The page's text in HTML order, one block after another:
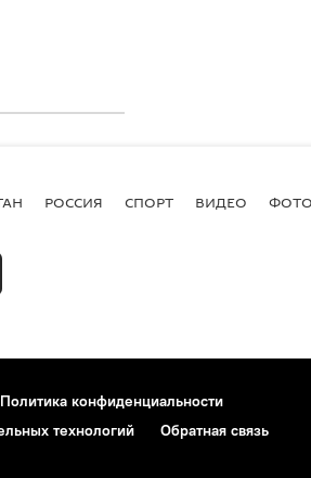
РОССИЯ СПОРТ ВИДЕО ФОТО
Политика конфиденциальности
технологий Обратная связь